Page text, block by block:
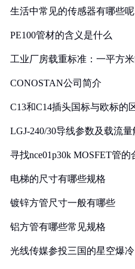
生活中常见的传感器有哪些呢
PE100管材的含义是什么
工业厂房载重标准：一平方
CONOSTAN公司简介
C13和C14插头国标与欧标的
LGJ-240/30导线参数及载流
寻找nce01p30k MOSFET管
电梯的尺寸有哪些规格
镀锌方管尺寸一般有哪些
铝方管有哪些常见规格
光线传媒参投三国的星空爆冷